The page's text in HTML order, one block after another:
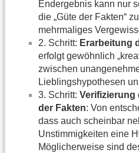
Endergebnis kann nur
die „Güte der Fakten“
mehrmaliges
2. Schritt: Erarbeitung
erfolgt gewöhnlich
zwischen
Lieblingshypothesen
3. Schritt: Verifizierung
der Fakten: Von
dass auch scheinbar
Unstimmigkeiten eine
Möglicherweise sind